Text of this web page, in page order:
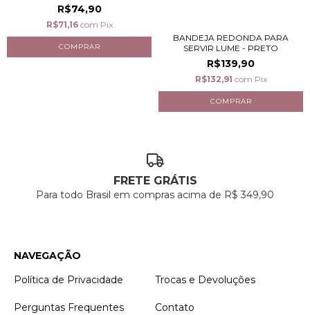
R$74,90
R$71,16 com Pix
BANDEJA REDONDA PARA
SERVIR LUME - PRETO
R$139,90
R$132,91 com Pix
FRETE GRÁTIS
Para todo Brasil em compras acima de R$ 349,90
NAVEGAÇÃO
Política de Privacidade
Trocas e Devoluções
Perguntas Frequentes Contato